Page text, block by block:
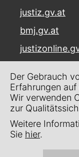
justiz.gv.at
bmj.gv.at
1070 Wien
Kontakt
Impressum
Der Gebrauch
Erfahrungen
Wir verwenden
zur
Weitere
Sie hier.